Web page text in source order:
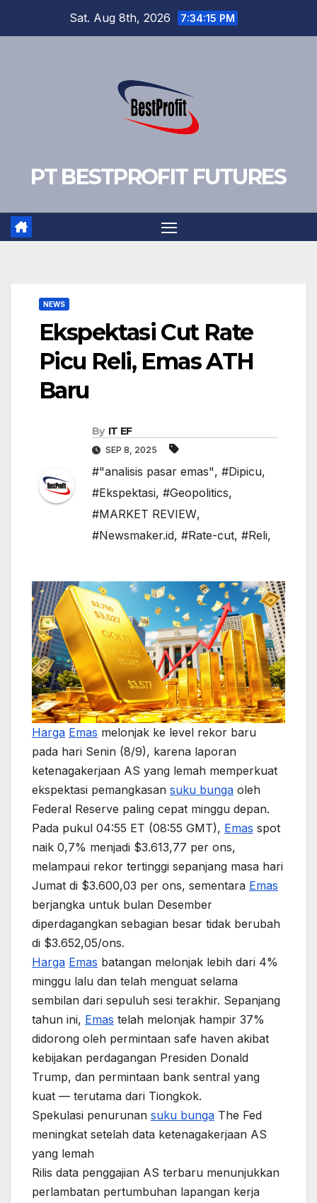
Sat. Aug 8th, 2026 7:34:15 PM
PT BESTPROFIT FUTURES
NEWS
Ekspektasi Cut Rate
Picu Reli, Emas ATH
Baru
By IT EF
SEP 8, 2025
#"analisis pasar emas", #Dipicu,
#Ekspektasi, #Geopolitics,
#MARKET REVIEW,
#Newsmaker.id, #Rate-cut, #Reli,
Harga Emas melonjak ke level rekor baru
pada hari Senin (8/9), karena laporan
ketenagakerjaan AS yang lemah memperkuat
ekspektasi pemangkasan suku bunga oleh
Federal Reserve paling cepat minggu depan.
Pada pukul 04:55 ET (08:55 GMT), Emas spot
naik 0,7% menjadi $3.613,77 per ons,
melampaui rekor tertinggi sepanjang masa hari
Jumat di $3.600,03 per ons, sementara Emas
berjangka untuk bulan Desember
diperdagangkan sebagian besar tidak berubah
di $3.652,05/ons.
Harga Emas batangan melonjak lebih dari 4%
minggu lalu dan telah menguat selama
sembilan dari sepuluh sesi terakhir. Sepanjang
tahun ini, Emas telah melonjak hampir 37%
didorong oleh permintaan safe haven akibat
kebijakan perdagangan Presiden Donald
Trump, dan permintaan bank sentral yang
kuat — terutama dari Tiongkok.
Spekulasi penurunan suku bunga The Fed
meningkat setelah data ketenagakerjaan AS
yang lemah
Rilis data penggajian AS terbaru menunjukkan
perlambatan pertumbuhan lapangan kerja